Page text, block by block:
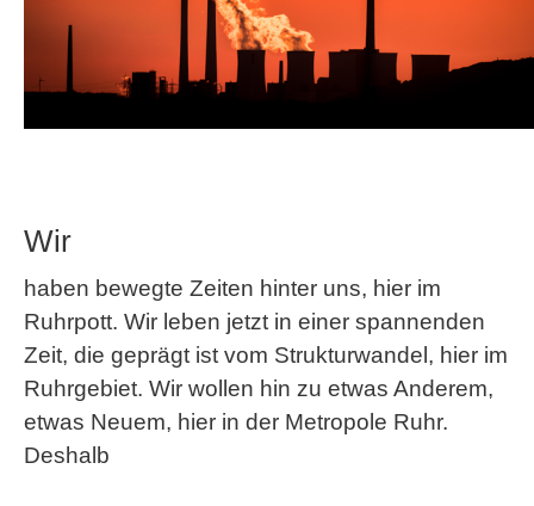
Wir
haben bewegte Zeiten hinter uns, hier im
Ruhrpott. Wir leben jetzt in einer spannenden
Zeit, die geprägt ist vom Strukturwandel, hier im
Ruhrgebiet. Wir wollen hin zu etwas Anderem,
etwas Neuem, hier in der Metropole Ruhr.
Deshalb